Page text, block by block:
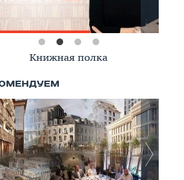
Книжная полка